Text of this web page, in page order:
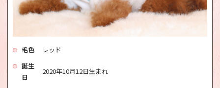
毛色
レッド
誕生
日
2020年10月12日生まれ